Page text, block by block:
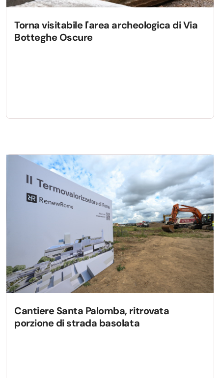
Torna visitabile l'area archeologica di Via
Botteghe Oscure
Cantiere Santa Palomba, ritrovata
porzione di strada basolata